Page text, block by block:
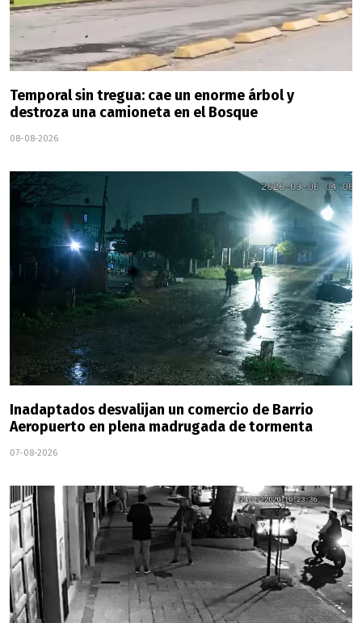
Temporal sin tregua: cae un enorme árbol y
destroza una camioneta en el Bosque
08-08-2026
Inadaptados desvalijan un comercio de Barrio
Aeropuerto en plena madrugada de tormenta
07-08-2026